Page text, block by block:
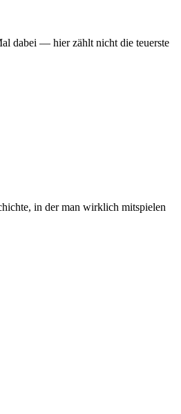
dabei — hier zählt nicht die teuerste
in der man wirklich mitspielen